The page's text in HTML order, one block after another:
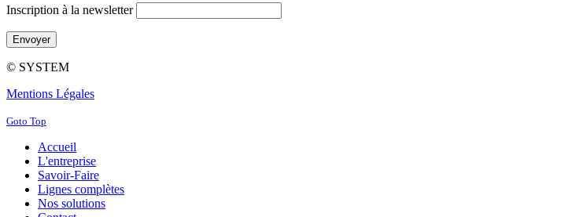
Inscription à la newsletter
Envoyer
© SYSTEM
Mentions Légales
Goto Top
Accueil
L'entreprise
Savoir-Faire
Lignes complètes
Nos solutions